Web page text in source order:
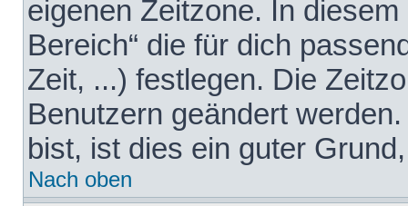
eigenen Zeitzone. In
Bereich“ die für dich
Zeit, ...) festlegen. Die
Benutzern geändert
bist, ist dies ein guter
Nach oben